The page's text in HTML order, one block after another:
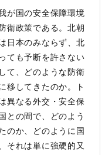
が国の安全保障環境
衛政策である。北朝
日本のみならず、北
ても予断を許さない
て、どのような防衛
移してきたのか。ト
異なる外交・安全保
との間で、どのよう
のか、どのように国
それは単に強硬的又